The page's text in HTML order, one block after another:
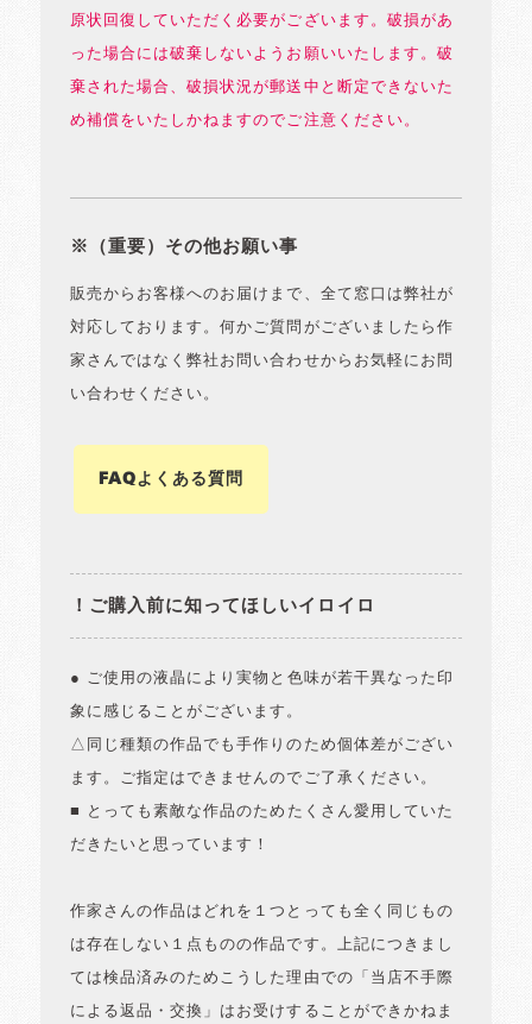
原状回復していただく必要がございます。破損があ
った場合には破棄しないようお願いいたします。破
棄された場合、破損状況が郵送中と断定できないた
め補償をいたしかねますのでご注意ください。
※（重要）その他お願い事
販売からお客様へのお届けまで、全て窓口は弊社が
対応しております。何かご質問がございましたら作
家さんではなく弊社お問い合わせからお気軽にお問
い合わせください。
FAQよくある質問
！ご購入前に知ってほしいイロイロ
● ご使用の液晶により実物と色味が若干異なった印
象に感じることがございます。
△同じ種類の作品でも手作りのため個体差がござい
ます。ご指定はできませんのでご了承ください。
■ とっても素敵な作品のためたくさん愛用していた
だきたいと思っています！
作家さんの作品はどれを１つとっても全く同じもの
は存在しない１点ものの作品です。上記につきまし
ては検品済みのためこうした理由での「当店不手際
による返品・交換」はお受けすることができかねま